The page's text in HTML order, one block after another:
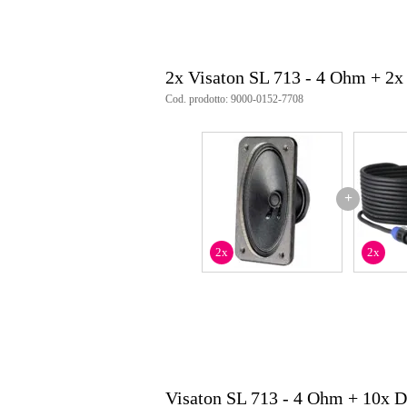
numero di registrazione
applicazioni consigliate:
2x Visaton SL 713 - 4 Ohm +
Cod. prodotto: 9000-0152-7708
+
2x 2x
Visaton SL 713 - 4 Ohm + 10x